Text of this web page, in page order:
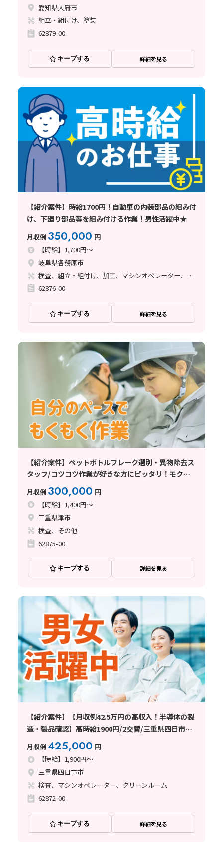
愛知県大府市
組立・組付け、塗装
62879-00
キープする 詳細を見る
【紹介案件】時給1700円！自動車の内装部品の組み付
け、下廻り部品等を組み付ける作業！男性活躍中★
月収例 350,000 円
【時給】1,700円～
岐阜県各務原市
検査、組立・組付け、加工、マシンオペレーター、クリーンルーム
62876-00
キープする 詳細を見る
【紹介案件】ペットボトルフレーク選別・異物除去ス
タッフ/コツコツ作業が好きな方にピッタリ！モクモ
ク集中できる環境です♪
月収例 300,000 円
【時給】1,400円～
三重県津市
検査、その他
62875-00
キープする 詳細を見る
【紹介案件】【月収例42.5万円の高収入！半導体の製
造・製品確認】高時給1900円/2交替/三重県四日市市
山之一色町/4勤2休のシフト制/即入寮OKの寮完備/研
修期間あり/クリーンルーム/男女活躍
月収例425,000 円
【時給】1,900円～
三重県四日市市
検査、マシンオペレーター、クリーンルーム
62872-00
キープする 詳細を見る